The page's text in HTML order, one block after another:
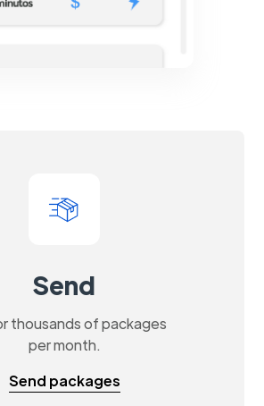
Send
thousands of packages
per month.
Send packages